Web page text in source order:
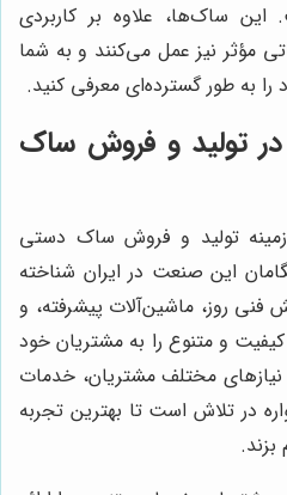
ساک‌ها، علاوه بر کاربردی
مؤثر نیز عمل می‌کنند و به شما
به طور گسترده‌ای معرفی کنید.
تولید و فروش ساک
تولید و فروش ساک دستی
این صنعت در ایران شناخته
فنی روز، ماشین‌آلات پیشرفته، و
و متنوع را به مشتریان خود
نیازهای مختلف مشتریان، خدمات
در تلاش است تا بهترین تجربه